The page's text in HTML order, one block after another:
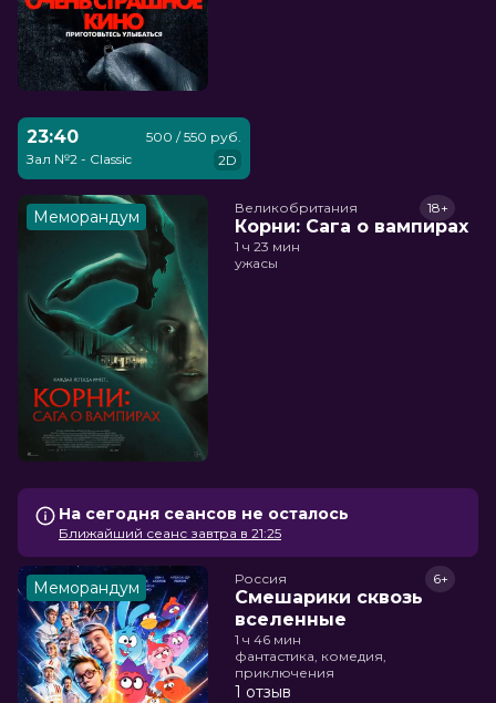
23:40
Зал №2 - Classic
500 / 550 руб.
2D
Меморандум Великобритания
Корни: Сага о вампирах
18+
1 ч 23 мин
ужасы
На сегодня сеансов не осталось
Ближайший сеанс завтра в 21:25
Меморандум Россия
Смешарики сквозь
вселенные
6+
1 ч 46 мин
фантастика, комедия,
приключения
1 отзыв